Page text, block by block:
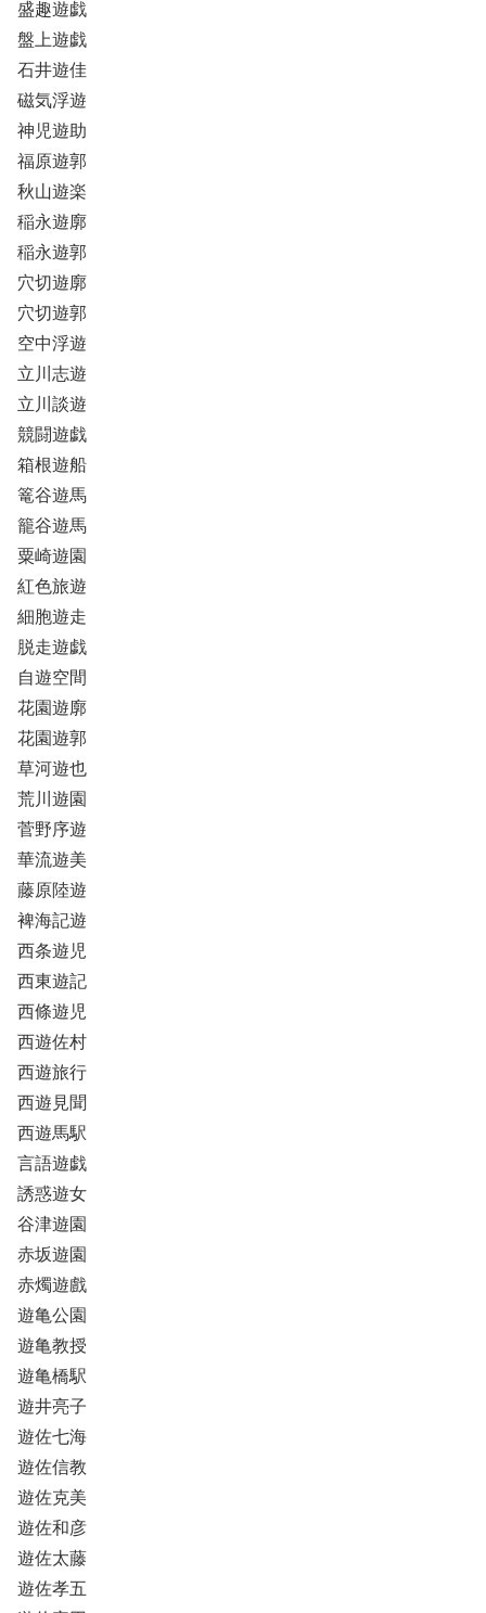
盛趣遊戯
盤上遊戯
石井遊佳
磁気浮遊
神児遊助
福原遊郭
秋山遊楽
稲永遊廓
稲永遊郭
穴切遊廓
穴切遊郭
空中浮遊
立川志遊
立川談遊
競闘遊戯
箱根遊船
篭谷遊馬
籠谷遊馬
粟崎遊園
紅色旅遊
細胞遊走
脱走遊戯
自遊空間
花園遊廓
花園遊郭
草河遊也
荒川遊園
菅野序遊
華流遊美
藤原陸遊
裨海記遊
西条遊児
西東遊記
西條遊児
西遊佐村
西遊旅行
西遊見聞
西遊馬駅
言語遊戯
誘惑遊女
谷津遊園
赤坂遊園
赤燭遊戲
遊亀公園
遊亀教授
遊亀橋駅
遊井亮子
遊佐七海
遊佐信教
遊佐克美
遊佐和彦
遊佐太藤
遊佐孝五